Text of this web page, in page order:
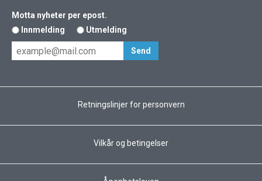
Motta nyheter per epost.
Innmelding
Utmelding
Retningslinjer for personvern
Vilkår og betingelser